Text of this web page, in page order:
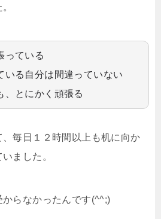
っている
いる自分は間違っていない
、とにかく頑張る
毎日１２時間以上も机に向か
ました。
らなかったんです(^^;)